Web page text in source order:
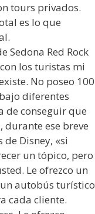
tours privados.
es lo que
Sedona Red Rock
los turistas mi
No poseo 100
diferentes
de conseguir que
durante ese breve
Disney, «si
un tópico, pero
Le ofrezco un
autobús turístico
cada cliente.